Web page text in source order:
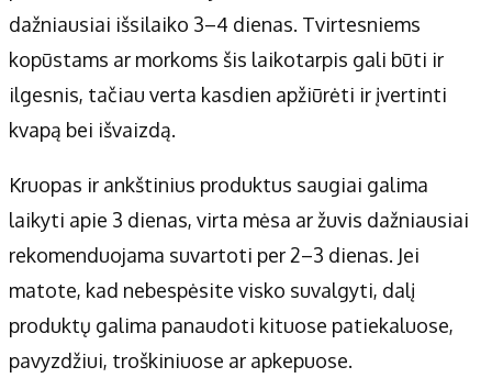
dažniausiai išsilaiko 3–4 dienas. Tvirtesniems
kopūstams ar morkoms šis laikotarpis gali būti ir
ilgesnis, tačiau verta kasdien apžiūrėti ir įvertinti
kvapą bei išvaizdą.
Kruopas ir ankštinius produktus saugiai galima
laikyti apie 3 dienas, virta mėsa ar žuvis dažniausiai
rekomenduojama suvartoti per 2–3 dienas. Jei
matote, kad nebespėsite visko suvalgyti, dalį
produktų galima panaudoti kituose patiekaluose,
pavyzdžiui, troškiniuose ar apkepuose.